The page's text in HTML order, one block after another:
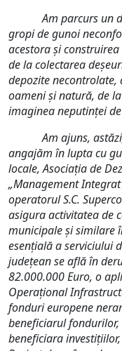
Am parcurs un
gropi de gunoi
acestora și
de la colectarea
depozite necontrolate,
oameni și natură, de
imaginea neputinței
Am ajuns, astăzi,
angajăm în lupta cu
locale, Asociația de
„Management
operatorul S.C.
asigura activitatea de
municipale și similare
esențială a serviciului
județean se află în
82.000.000 Euro, o
Operațional
fonduri europene
beneficiarul
beneficiara